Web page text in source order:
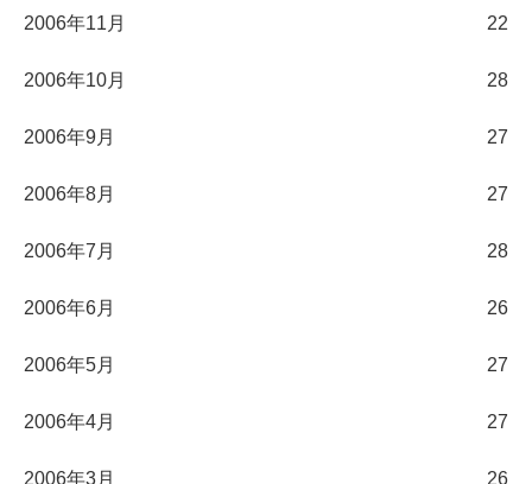
2006年11月 22
2006年10月 28
2006年9月 27
2006年8月 27
2006年7月 28
2006年6月 26
2006年5月 27
2006年4月 27
2006年3月 26